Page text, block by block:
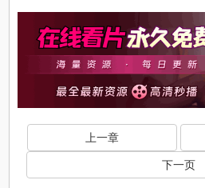
上一章
下一页